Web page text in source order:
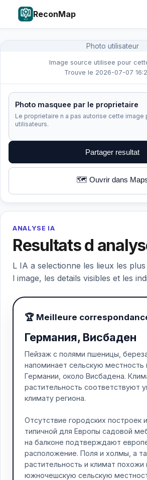
ReconMap
Photo utilisateur
Image source utilisee pour
Trouve le 2026-07-07
Photo masquee par le proprietaire
Le proprietaire n a pas autorise cette image
utilisateurs.
Partager resultat
🗺️ Ouvrir dans
ANALYSE IA
Resultats d
L IA a selectionne les lieux les
l image, les details visibles et les
🏆 Meilleure
Германия, Висбаден
Пейзаж с полями пшеницы,
напоминает сельскую местность
Германии, около Висбадена.
растительность соответствуют
климату региона.
Отсутствие городских построек
типичной для Европы садовой
на балконе подтверждают
расположение. Поля и холмы, а
растительность и климат похожи
южночешскую сельскую